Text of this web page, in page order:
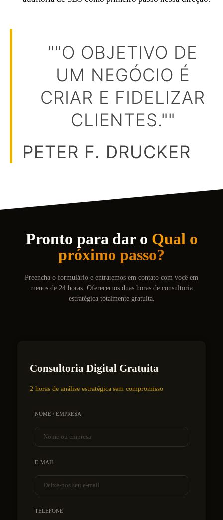
""O OBJETIVO DE
UM NEGÓCIO É
CRIAR E FIDELIZAR
CLIENTES.""
PETER F. DRUCKER
Pronto para dar o Qual o
próximo passo?
Preencha o formulário e entraremos em contato com você em
menos de 24 horas. Oferecemos duas horas de consultoria
estratégica totalmente gratuita.
Consultoria Digital Gratuita
2 horas de análise estratégica sem compromisso
NOME / EMPRESA
E-MAIL
TELEFONE